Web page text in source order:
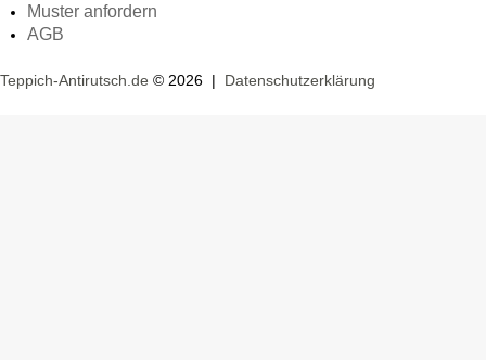
Muster anfordern
AGB
Teppich-Antirutsch.de © 2026 | Datenschutzerklärung